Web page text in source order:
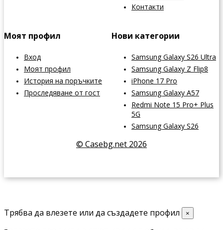
Контакти
Моят профил
Вход
Моят профил
История на поръчките
Проследяване от гост
Нови категории
Samsung Galaxy S26 Ultra
Samsung Galaxy Z Flip8
iPhone 17 Pro
Samsung Galaxy A57
Redmi Note 15 Pro+ Plus
5G
Samsung Galaxy S26
© Casebg.net 2026
Трябва да влезете или да създадете профил ×